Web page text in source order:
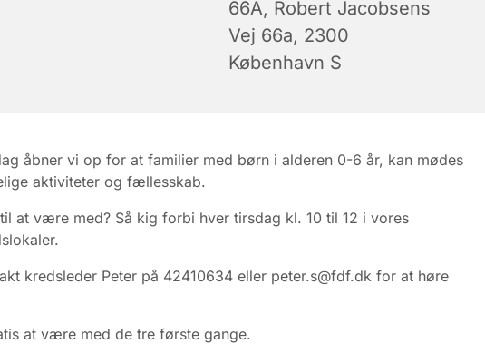
66A, Robert Jacobsens
Vej 66a, 2300
København S
åbner vi op for at familier med børn i alderen 0-6 år, kan mødes
aktiviteter og fællesskab.
at være med? Så kig forbi hver tirsdag kl. 10 til 12 i vores
kredsleder Peter på 42410634 eller peter.s@fdf.dk for at høre
at være med de tre første gange.